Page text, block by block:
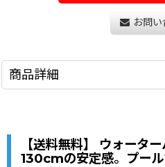
お問
商品詳細
【送料無料】 ウォータ
130cmの安定感。プー